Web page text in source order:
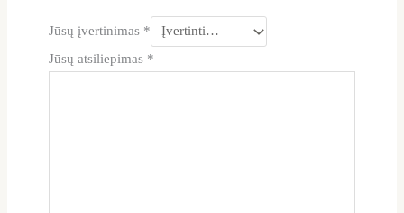
Jūsų įvertinimas *
Jūsų atsiliepimas *